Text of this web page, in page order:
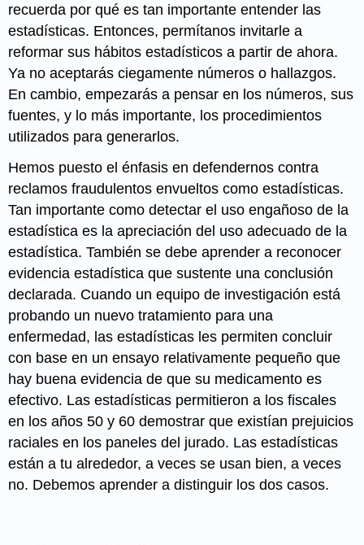
recuerda por qué es tan importante entender las
estadísticas. Entonces, permítanos invitarle a
reformar sus hábitos estadísticos a partir de ahora.
Ya no aceptarás ciegamente números o hallazgos.
En cambio, empezarás a pensar en los números, sus
fuentes, y lo más importante, los procedimientos
utilizados para generarlos.
Hemos puesto el énfasis en defendernos contra
reclamos fraudulentos envueltos como estadísticas.
Tan importante como detectar el uso engañoso de la
estadística es la apreciación del uso adecuado de la
estadística. También se debe aprender a reconocer
evidencia estadística que sustente una conclusión
declarada. Cuando un equipo de investigación está
probando un nuevo tratamiento para una
enfermedad, las estadísticas les permiten concluir
con base en un ensayo relativamente pequeño que
hay buena evidencia de que su medicamento es
efectivo. Las estadísticas permitieron a los fiscales
en los años 50 y 60 demostrar que existían prejuicios
raciales en los paneles del jurado. Las estadísticas
están a tu alrededor, a veces se usan bien, a veces
no. Debemos aprender a distinguir los dos casos.